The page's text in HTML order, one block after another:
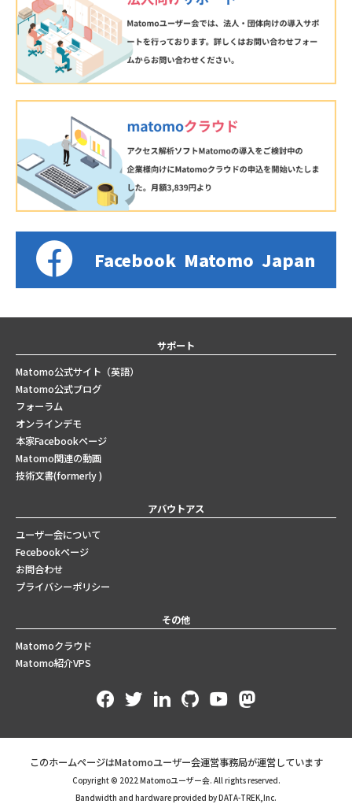
Facebook Matomo Japan
サポート
Matomo公式サイト（英語）
Matomo公式ブログ
フォーラム
オンラインデモ
本家Facebookページ
Matomo関連の動画
技術文書(formerly )
アバウトアス
ユーザー会について
Fecebookページ
お問合わせ
プライバシーポリシー
その他
Matomoクラウド
Matomo紹介VPS
このホームページはMatomoユーザー会運営事務局が運営しています
Copyright © 2022 Matomoユーザー会. All rights reserved.
Bandwidth and hardware provided by DATA-TREK,Inc.